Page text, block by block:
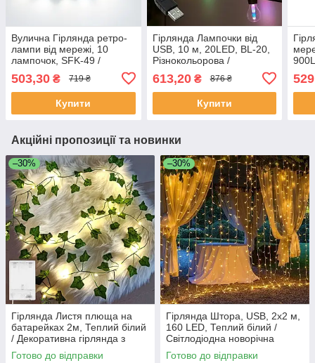
Вулична Гірлянда ретро-
лампи від мережі, 10
лампочок, SFK-49 /
Гірлянда новорічна
503,30 ₴ 719 ₴
Купити
Гірлянда Лампочки від
USB, 10 м, 20LED, BL-20,
Різнокольорова /
Новорічна вулична
гірлянда
613,20₴ 876 ₴
Купити
Акційні пропозиції та новинки
–30%
Гірлянда Листя плюща на
батарейках 2м, Теплий білий
/ Декоративна гірлянда з
листя / Гірлянда лоза штучна
Готово до відправки
–30%
Гірлянда Штора, USB, 2х2 м,
160 LED, Теплий білий /
Світлодіодна новорічна
гірлянда / Гірлянда
Готово до відправки